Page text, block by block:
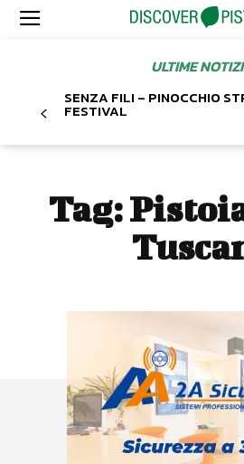
ULTIME
SENZA FILI – PINOCCHIO
FESTIVAL
Tag: